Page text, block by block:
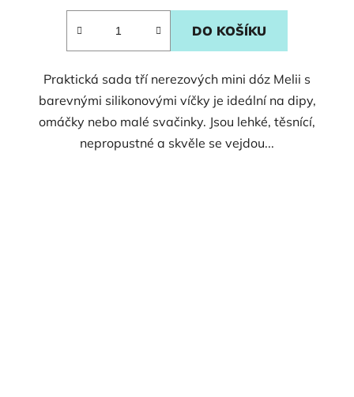
DO KOŠÍKU
Praktická sada tří nerezových mini dóz Melii s
barevnými silikonovými víčky je ideální na dipy,
omáčky nebo malé svačinky. Jsou lehké, těsnící,
nepropustné a skvěle se vejdou...